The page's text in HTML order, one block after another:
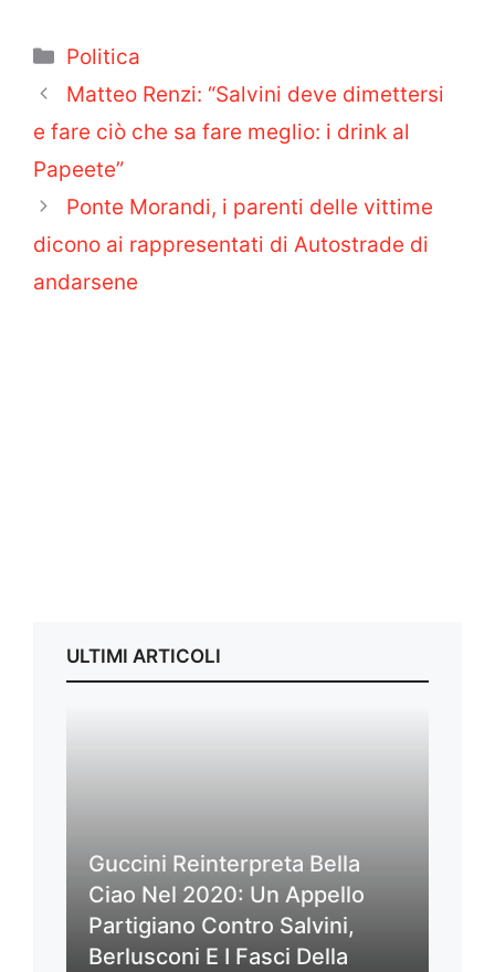
Categorie
Politica
Matteo Renzi: “Salvini deve dimettersi
e fare ciò che sa fare meglio: i drink al
Papeete”
Ponte Morandi, i parenti delle vittime
dicono ai rappresentati di Autostrade di
andarsene
ULTIMI ARTICOLI
Guccini Reinterpreta Bella
Ciao Nel 2020: Un Appello
Partigiano Contro Salvini,
Berlusconi E I Fasci Della